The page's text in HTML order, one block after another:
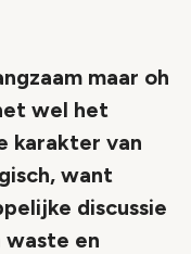
maar oh
wel het
karakter van
want
discussie
en